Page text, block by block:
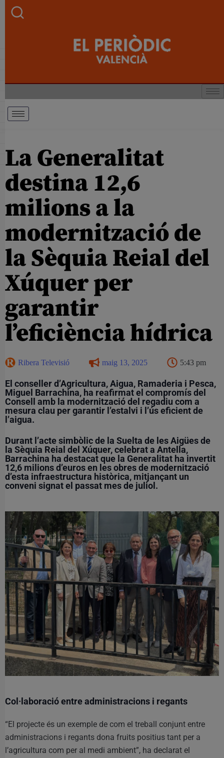
La Generalitat
destina 12,6
milions a la
modernització de
la Sèquia Reial del
Xúquer per
garantir
l’eficiència hídrica
Ribera Televisió maig 13, 2025 5:43 pm
El conseller d’Agricultura, Aigua, Ramaderia i Pesca,
Miguel Barrachina, ha reafirmat el compromís del
Consell amb la modernització del regadiu com a
mesura clau per garantir l’estalvi i l’ús eficient de
l’aigua.
Durant l’acte simbòlic de la Suelta de les Aigües de
la Sèquia Reial del Xúquer, celebrat a Antella,
Barrachina ha destacat que la Generalitat ha invertit
12,6 milions d’euros en les obres de modernització
d’esta infraestructura històrica, mitjançant un
conveni signat el passat mes de juliol.
Col·laboració entre administracions i regants
“El projecte és un exemple de com el treball conjunt entre
administracions i regants dona fruits positius tant per a
l’agricultura com per al medi ambient”, ha declarat el